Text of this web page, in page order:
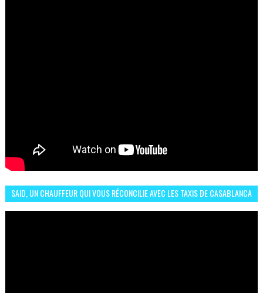
SAID, UN CHAUFFEUR QUI VOUS RÉCONCILIE AVEC LES TAXIS DE CASABLANCA